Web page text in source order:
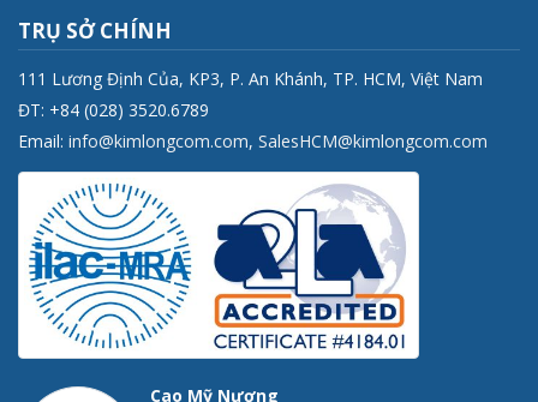
TRỤ SỞ CHÍNH
111 Lương Định Của, KP3, P. An Khánh, TP. HCM, Việt Nam
ĐT: +84 (028) 3520.6789
Email: info@kimlongcom.com, SalesHCM@kimlongcom.com
Cao Mỹ Nương